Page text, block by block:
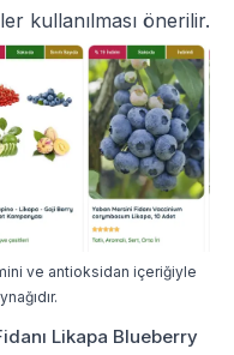
kullanılması önerilir.
ve antioksidan içeriğiyle
Likapa Blueberry